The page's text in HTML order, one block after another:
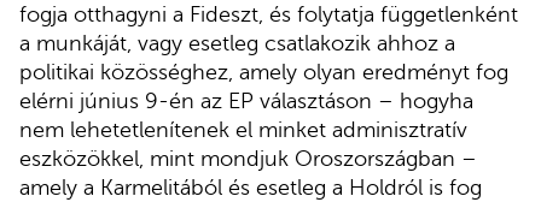
fogja otthagyni a Fideszt, és folytatja függetlenként
a munkáját, vagy esetleg csatlakozik ahhoz a
politikai közösséghez, amely olyan eredményt fog
elérni június 9-én az EP választáson – hogyha
nem lehetetlenítenek el minket adminisztratív
eszközökkel, mint mondjuk Oroszországban –
amely a Karmelitából és esetleg a Holdról is fog